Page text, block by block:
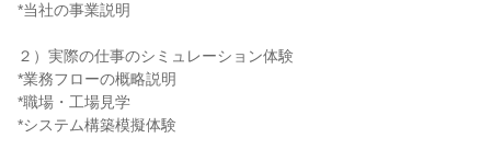
*当社の事業説明
２）実際の仕事のシミュレーション体験
*業務フローの概略説明
*職場・工場見学
*システム構築模擬体験